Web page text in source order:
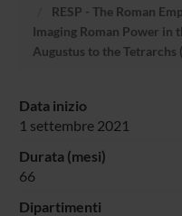
RESP - The Roman
Imaging Roman Power in
Augustus to the Tetrarchs
Data inizio
1 settembre 2021
Durata (mesi)
66
Dipartimenti